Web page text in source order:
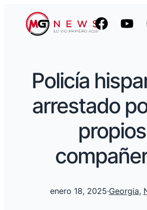
Policía
arrestado
propios
enero 18, 2025·Georgia,